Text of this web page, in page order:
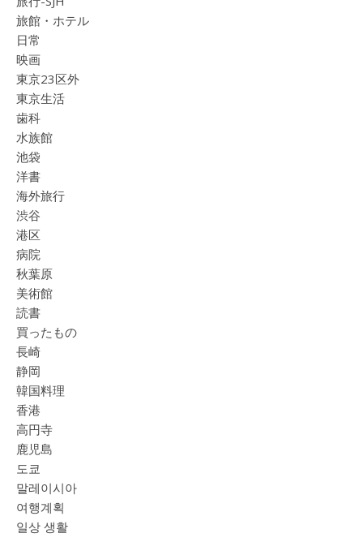
旅館・ホテル
日常
映画
東京23区外
東京生活
歯科
水族館
池袋
洋書
海外旅行
渋谷
港区
病院
秋葉原
美術館
読書
買ったもの
長崎
静岡
韓国料理
香港
高円寺
鹿児島
도쿄
말레이시아
여행계획
일상 생활